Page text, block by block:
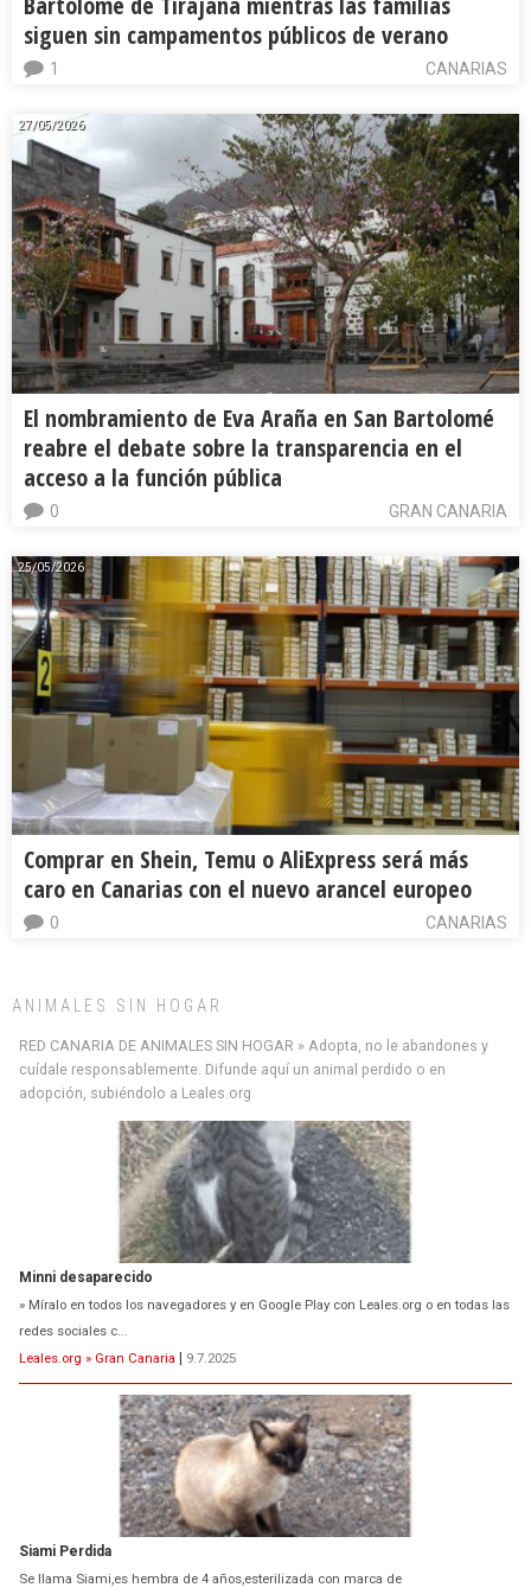
siguen sin campamentos públicos de verano
CANARIAS
1
27/05/2026
El nombramiento de Eva Araña en San Bartolomé
reabre el debate sobre la transparencia en el
acceso a la función pública
GRAN CANARIA
0
25/05/2026
Comprar en Shein, Temu o AliExpress será más
caro en Canarias con el nuevo arancel europeo
CANARIAS
0
ANIMALES SIN HOGAR
RED CANARIA DE ANIMALES SIN HOGAR » Adopta, no le abandones y
cuídale responsablemente. Difunde aquí un animal perdido o en
adopción, subiéndolo a Leales.org
Minni desaparecido
» Míralo en todos los navegadores y en Google Play con Leales.org o en todas las
redes sociales c...
Leales.org » Gran Canaria | 9.7.2025
Siami Perdida
Se llama Siami,es hembra de 4 años,esterilizada con marca de